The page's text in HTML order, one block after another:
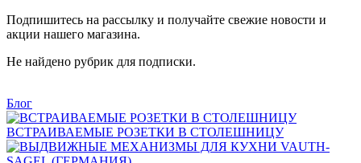
Подпишитесь на рассылку и получайте свежие новости и
акции нашего магазина.
Не найдено рубрик для подписки.
Блог
ВСТРАИВАЕМЫЕ РОЗЕТКИ В СТОЛЕШНИЦУ